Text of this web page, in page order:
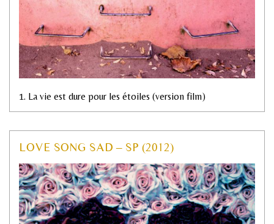
1. La vie est dure pour les étoiles (version film)
LOVE SONG SAD – SP (2012)